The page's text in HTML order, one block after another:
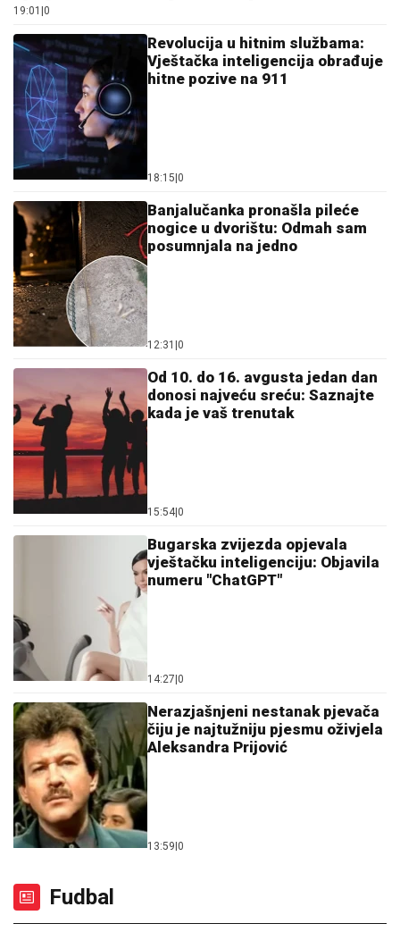
19:01 0
Revolucija u hitnim službama:
Vještačka inteligencija obrađuje
hitne pozive na 911
18:15 0
Banjalučanka pronašla pileće
nogice u dvorištu: Odmah sam
posumnjala na jedno
12:31 0
Od 10. do 16. avgusta jedan dan
donosi najveću sreću: Saznajte
kada je vaš trenutak
15:54 0
Bugarska zvijezda opjevala
vještačku inteligenciju: Objavila
numeru "ChatGPT"
14:27 0
Nerazjašnjeni nestanak pjevača
čiju je najtužniju pjesmu oživjela
Aleksandra Prijović
13:59 0
Fudbal